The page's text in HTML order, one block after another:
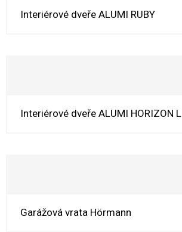
Interiérové dveře ALUMI RUBY
Interiérové dveře ALUMI HORIZON L
Garážová vrata Hörmann